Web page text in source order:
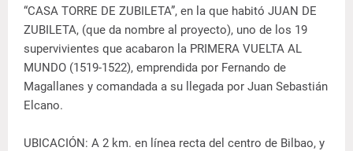
“CASA TORRE DE ZUBILETA”, en la que habitó JUAN DE
ZUBILETA, (que da nombre al proyecto), uno de los 19
supervivientes que acabaron la PRIMERA VUELTA AL
MUNDO (1519-1522), emprendida por Fernando de
Magallanes y comandada a su llegada por Juan Sebastián
Elcano.
UBICACIÓN: A 2 km. en línea recta del centro de Bilbao, y